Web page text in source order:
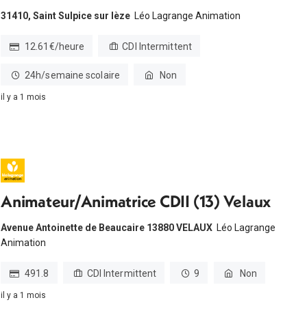
31410, Saint Sulpice sur lèze Léo Lagrange Animation
12.61€/heure CDI Intermittent
24h/semaine scolaire Non
il y a 1 mois
Animateur/Animatrice CDII (13) Velaux
Avenue Antoinette de Beaucaire 13880 VELAUX Léo Lagrange
Animation
491.8 CDI Intermittent 9 Non
il y a 1 mois